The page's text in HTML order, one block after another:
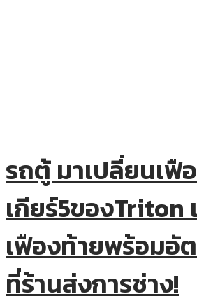
รถตู้ มาเปลี่ยนเฟื
เกียร์5ของTriton
เฟืองท้ายพร้อมอั
ที่ร้านส่งการช่าง!